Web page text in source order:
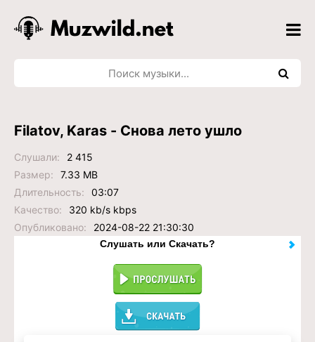
Filatov, Karas - Снова лето ушло
Слушали:
2 415
Размер:
7.33 MB
Длительность:
03:07
Качество:
320 kb/s kbps
Опубликовано:
2024-08-22 21:30:30
Слушать или Скачать?